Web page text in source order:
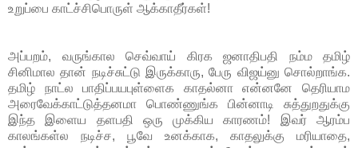
உறுப்பை காட்ச்சிபொருள் ஆக்காதீர்கள்!
அப்பறம், வருங்கால செவ்வாய் கிரக ஜனாதிபதி நம்ம தமிழ்
சினிமால தான் நடிச்சுட்டு இருக்காரு, பேரு விஜய்னு சொல்றாங்க.
தமிழ் நாட்ல பாதிப்பயபுள்ளைக காதல்னா என்னனே தெரியாம
அரைவேக்காட்டுத்தனமா பொண்ணுங்க பின்னாடி சுத்துறதுக்கு
இந்த இளைய தளபதி ஒரு முக்கிய காரணம்! இவர் ஆரம்ப
காலங்கள்ல நடிச்ச, பூவே உனக்காக, காதலுக்கு மரியாதை,